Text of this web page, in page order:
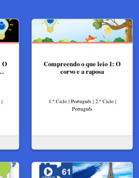
O
|
Compreendo o que leio 1: O
corvo e a raposa
1.º Ciclo | Português | 2.º Ciclo |
Português